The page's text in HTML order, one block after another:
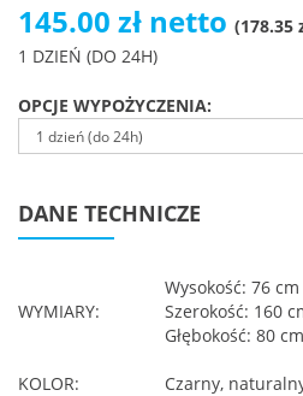
145.00 zł netto (178.35
1 DZIEŃ (DO 24H)
OPCJE WYPOŻYCZENIA:
DANE TECHNICZE
WYMIARY:
Wysokość: 76 cm
Szerokość: 160
Głębokość: 80 cm
KOLOR: Czarny,